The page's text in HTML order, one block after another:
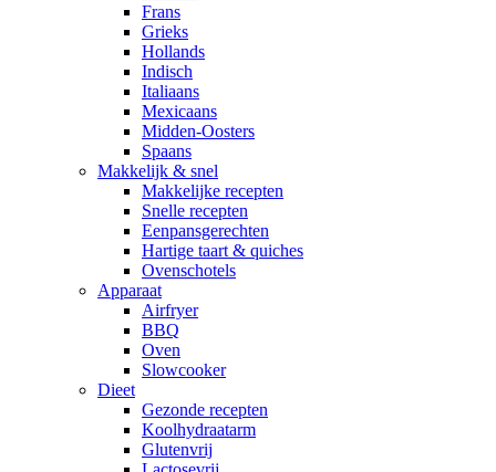
Frans
Grieks
Hollands
Indisch
Italiaans
Mexicaans
Midden-Oosters
Spaans
Makkelijk & snel
Makkelijke recepten
Snelle recepten
Eenpansgerechten
Hartige taart & quiches
Ovenschotels
Apparaat
Airfryer
BBQ
Oven
Slowcooker
Dieet
Gezonde recepten
Koolhydraatarm
Glutenvrij